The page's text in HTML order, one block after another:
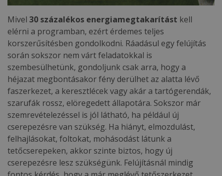
Mivel 30 százalékos energiamegtakarítást kell
elérni a programban, ezért érdemes teljes
korszerűsítésben gondolkodni. Ráadásul egy felújítás
során sokszor nem várt feladatokkal is
szembesülhetünk, gondoljunk csak arra, hogy a
héjazat megbontásakor fény derülhet az alatta lévő
faszerkezet, a keresztlécek vagy akár a tartógerendák,
szarufák rossz, elöregedett állapotára. Sokszor már
szemrevételezéssel is jól látható, ha például új
cserepezésre van szükség. Ha hiányt, elmozdulást,
felhajlásokat, foltokat, mohásodást látunk a
tetőcserepeken, akkor szinte biztos, hogy új
cserepezésre lesz szükségünk. Felújításnál mindig